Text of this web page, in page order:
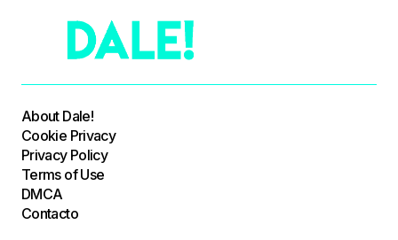
About Dale!
Cookie Privacy
Privacy Policy
Terms of Use
DMCA
Contacto